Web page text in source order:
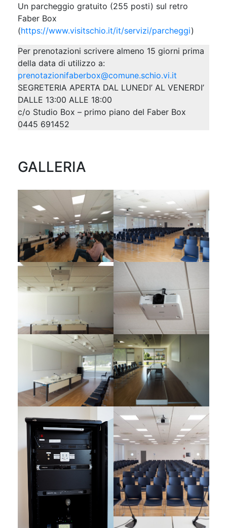
Un parcheggio gratuito (255 posti) sul retro
Faber Box
(https://www.visitschio.it/it/servizi/parcheggi)
Per prenotazioni scrivere almeno 15 giorni prima
della data di utilizzo a:
prenotazionifaberbox@comune.schio.vi.it
SEGRETERIA APERTA DAL LUNEDI’ AL VENERDI’
DALLE 13:00 ALLE 18:00
c/o Studio Box – primo piano del Faber Box
0445 691452
GALLERIA